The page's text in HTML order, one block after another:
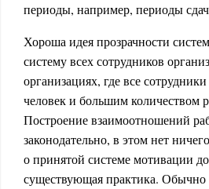
периоды, например, периоды
Хороша идея прозрачности
систему всех сотрудников
организациях, где все
человек и большим количеством
Построение взаимоотношений
законодательно, в этом нет
о принятой системе мотивации
существующая практика. Обычно